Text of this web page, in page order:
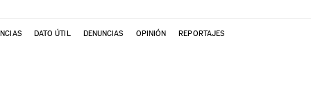
DATO ÚTIL DENUNCIAS OPINIÓN REPORTAJES